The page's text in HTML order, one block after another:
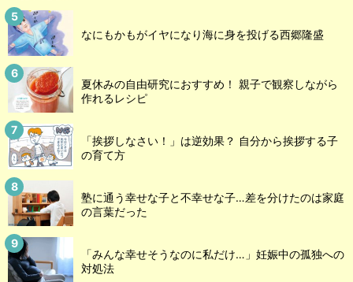
なにもかもがイヤになり海に身を投げる西郷隆盛
夏休みの自由研究におすすめ！ 親子で観察しながら
作れるレシピ
「挨拶しなさい！」は逆効果？ 自分から挨拶する子
の育て方
塾に通う幸せな子と不幸せな子…差を分けたのは家庭
の言葉だった
「みんな幸せそうなのに私だけ…」妊娠中の孤独への
対処法